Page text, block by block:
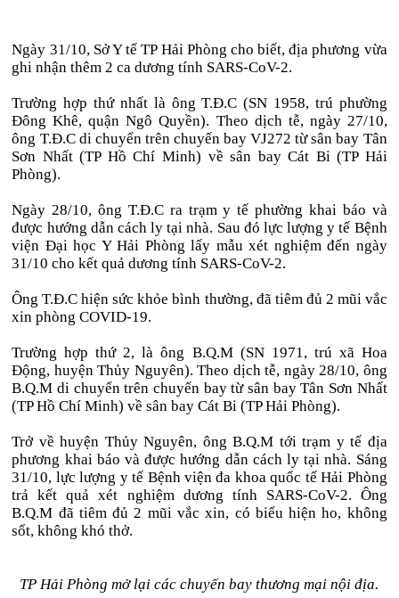
Ngày 31/10, Sở Y tế TP Hải Phòng cho biết, địa phương vừa
ghi nhận thêm 2 ca dương tính SARS-CoV-2.
Trường hợp thứ nhất là ông T.Đ.C (SN 1958, trú phường
Đông Khê, quận Ngô Quyền). Theo dịch tễ, ngày 27/10,
ông T.Đ.C di chuyển trên chuyến bay VJ272 từ sân bay Tân
Sơn Nhất (TP Hồ Chí Minh) về sân bay Cát Bi (TP Hải
Phòng).
Ngày 28/10, ông T.Đ.C ra trạm y tế phường khai báo và
được hướng dẫn cách ly tại nhà. Sau đó lực lượng y tế Bệnh
viện Đại học Y Hải Phòng lấy mẫu xét nghiệm đến ngày
31/10 cho kết quả dương tính SARS-CoV-2.
Ông T.Đ.C hiện sức khỏe bình thường, đã tiêm đủ 2 mũi vắc
xin phòng COVID-19.
Trường hợp thứ 2, là ông B.Q.M (SN 1971, trú xã Hoa
Động, huyện Thủy Nguyên). Theo dịch tễ, ngày 28/10, ông
B.Q.M di chuyển trên chuyến bay từ sân bay Tân Sơn Nhất
(TP Hồ Chí Minh) về sân bay Cát Bi (TP Hải Phòng).
Trở về huyện Thủy Nguyên, ông B.Q.M tới trạm y tế địa
phương khai báo và được hướng dẫn cách ly tại nhà. Sáng
31/10, lực lượng y tế Bệnh viện đa khoa quốc tế Hải Phòng
trả kết quả xét nghiệm dương tính SARS-CoV-2. Ông
B.Q.M đã tiêm đủ 2 mũi vắc xin, có biểu hiện ho, không
sốt, không khó thở.
TP Hải Phòng mở lại các chuyến bay thương mại nội địa.